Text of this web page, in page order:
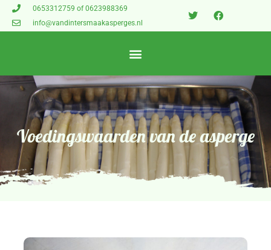
0653312759 of 0623988369
info@vandintersmaakasperges.nl
Voedingswaardenvan de asperge